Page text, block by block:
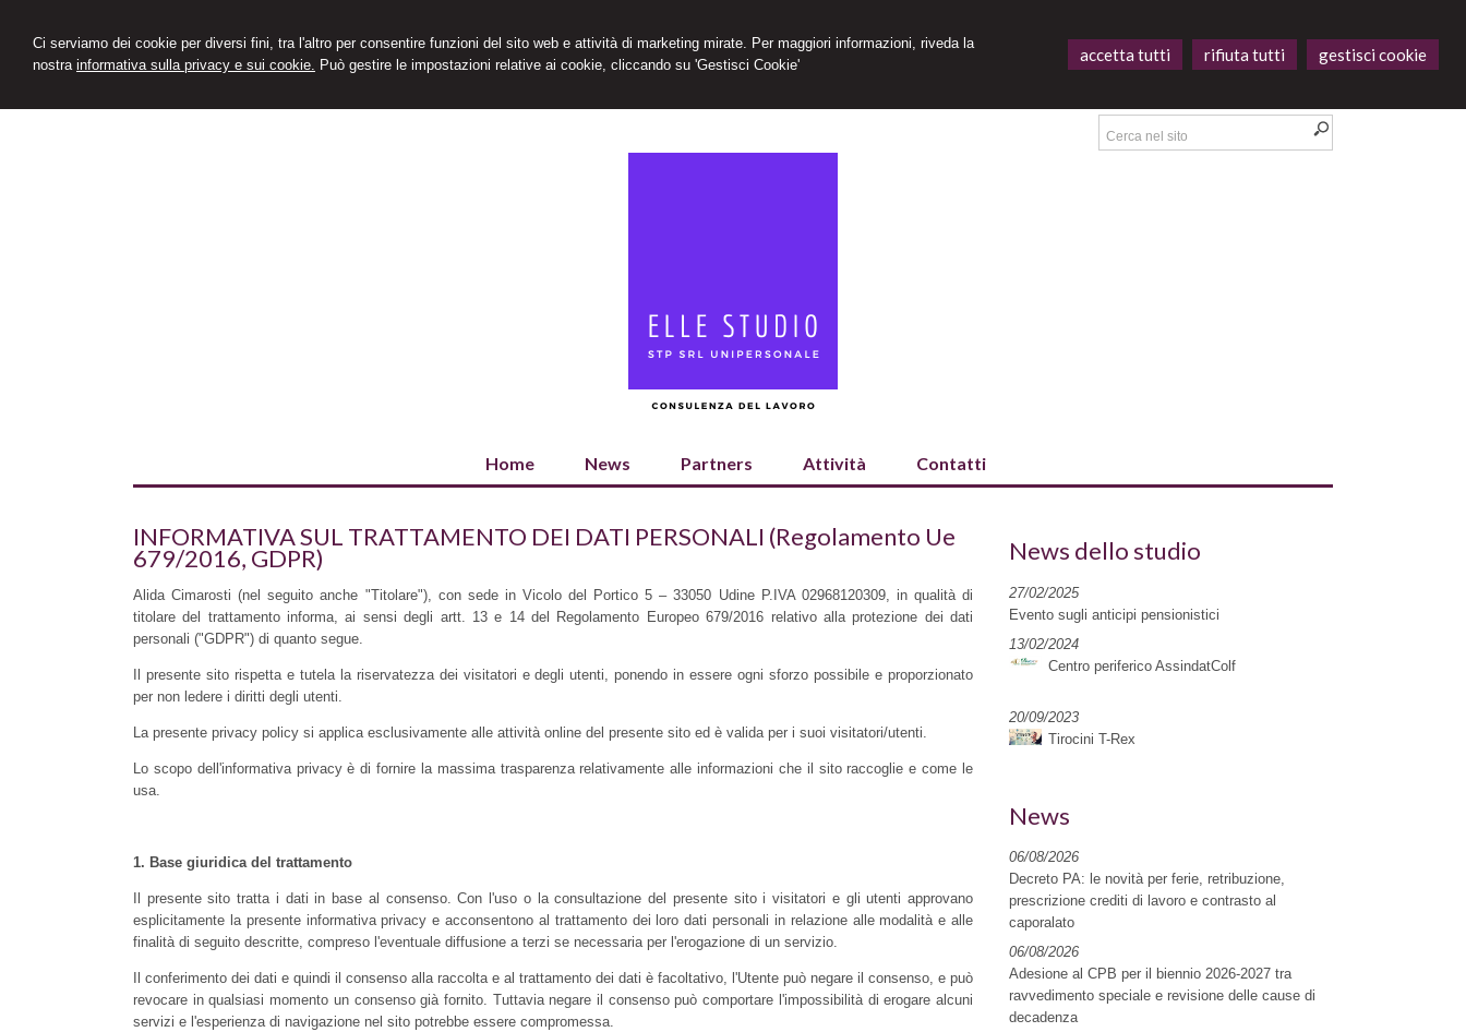
Ci serviamo dei cookie per diversi fini, tra l'altro per consentire funzioni del sito web e attività di marketing mirate. Per maggiori informazioni, riveda la
nostra informativa sulla privacy e sui cookie. Può gestire le impostazioni relative ai cookie, cliccando su 'Gestisci Cookie'
accetta tutti rifiuta tutti gestisci cookie
Home News Partners Attività Contatti
INFORMATIVA SUL TRATTAMENTO DEI DATI PERSONALI (Regolamento Ue
679/2016, GDPR)
Alida Cimarosti (nel seguito anche "Titolare"), con sede in Vicolo del Portico 5 – 33050 Udine P.IVA 02968120309, in qualità di
titolare del trattamento informa, ai sensi degli artt. 13 e 14 del Regolamento Europeo 679/2016 relativo alla protezione dei dati
personali ("GDPR") di quanto segue.
Il presente sito rispetta e tutela la riservatezza dei visitatori e degli utenti, ponendo in essere ogni sforzo possibile e proporzionato
per non ledere i diritti degli utenti.
La presente privacy policy si applica esclusivamente alle attività online del presente sito ed è valida per i suoi visitatori/utenti.
Lo scopo dell'informativa privacy è di fornire la massima trasparenza relativamente alle informazioni che il sito raccoglie e come le
usa.
1. Base giuridica del trattamento
Il presente sito tratta i dati in base al consenso. Con l'uso o la consultazione del presente sito i visitatori e gli utenti approvano
esplicitamente la presente informativa privacy e acconsentono al trattamento dei loro dati personali in relazione alle modalità e alle
finalità di seguito descritte, compreso l'eventuale diffusione a terzi se necessaria per l'erogazione di un servizio.
Il conferimento dei dati e quindi il consenso alla raccolta e al trattamento dei dati è facoltativo, l'Utente può negare il consenso, e può
revocare in qualsiasi momento un consenso già fornito. Tuttavia negare il consenso può comportare l'impossibilità di erogare alcuni
servizi e l'esperienza di navigazione nel sito potrebbe essere compromessa.
News dello studio
27/02/2025
Evento sugli anticipi pensionistici
13/02/2024
Centro periferico AssindatColf
20/09/2023
Tirocini T-Rex
News
06/08/2026
Decreto PA: le novità per ferie, retribuzione,
prescrizione crediti di lavoro e contrasto al
caporalato
06/08/2026
Adesione al CPB per il biennio 2026-2027 tra
ravvedimento speciale e revisione delle cause di
decadenza